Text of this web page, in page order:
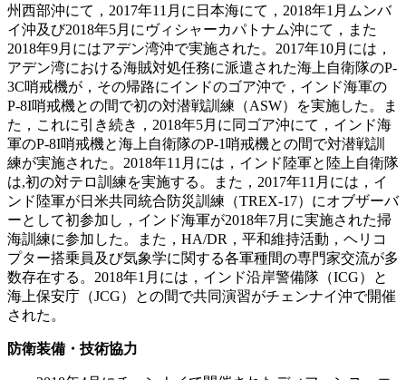
州西部沖にて，2017年11月に日本海にて，2018年1月ムンバ
イ沖及び2018年5月にヴィシャーカパトナム沖にて，また
2018年9月にはアデン湾沖で実施された。2017年10月には，
アデン湾における海賊対処任務に派遣された海上自衛隊のP-
3C哨戒機が，その帰路にインドのゴア沖で，インド海軍の
P-8I哨戒機との間で初の対潜戦訓練（ASW）を実施した。ま
た，これに引き続き，2018年5月に同ゴア沖にて，インド海
軍のP-8I哨戒機と海上自衛隊のP-1哨戒機との間で対潜戦訓
練が実施された。2018年11月には，インド陸軍と陸上自衛隊
は,初の対テロ訓練を実施する。また，2017年11月には，イ
ンド陸軍が日米共同統合防災訓練（TREX-17）にオブザーバ
ーとして初参加し，インド海軍が2018年7月に実施された掃
海訓練に参加した。また，HA/DR，平和維持活動，ヘリコ
プター搭乗員及び気象学に関する各軍種間の専門家交流が多
数存在する。2018年1月には，インド沿岸警備隊（ICG）と
海上保安庁（JCG）との間で共同演習がチェンナイ沖で開催
された。
防衛装備・技術協力